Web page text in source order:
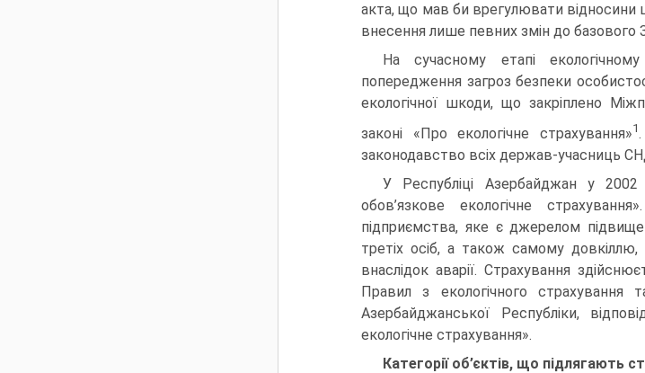
акта, що мав би врегулювати відносини
внесення лише певних змін до базового
На сучасному етапі
попередження загроз безпеки
екологічної шкоди, що закріплено
законі «Про екологічне страхування»1
законодавство всіх держав-учасниць
У Республіці Азербайджан у
обов’язкове екологічне
підприємства, яке є джерелом
третіх осіб, а також самому
внаслідок аварії. Страхування
Правил з екологічного
Азербайджанської Республіки,
екологічне страхування».
Категорії об’єктів, що підлягають